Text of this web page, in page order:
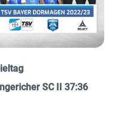
SC II 37:36